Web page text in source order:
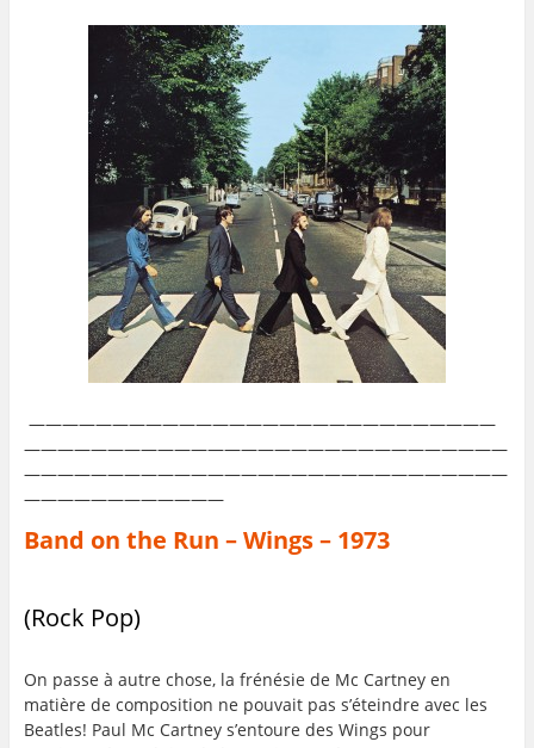
————————————————————————————
—————————————————————————————
—————————————————————————————
————————————
Band on the Run – Wings – 1973
(Rock Pop)
On passe à autre chose, la frénésie de Mc Cartney en
matière de composition ne pouvait pas s’éteindre avec les
Beatles! Paul Mc Cartney s’entoure des Wings pour